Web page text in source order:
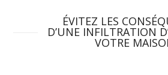
ÉVITEZ LES
D’UNE INFILTRATION
VOTRE